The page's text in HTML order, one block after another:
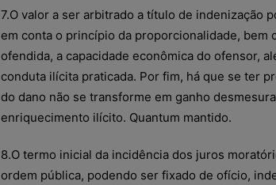
7.O valor a ser arbitrado a título de indenização
em conta o princípio da proporcionalidade, bem
ofendida, a capacidade econômica do ofensor,
conduta ilícita praticada. Por fim, há que se ter
do dano não se transforme em ganho
enriquecimento ilícito. Quantum mantido.
8.O termo inicial da incidência dos juros
ordem pública, podendo ser fixado de ofício,